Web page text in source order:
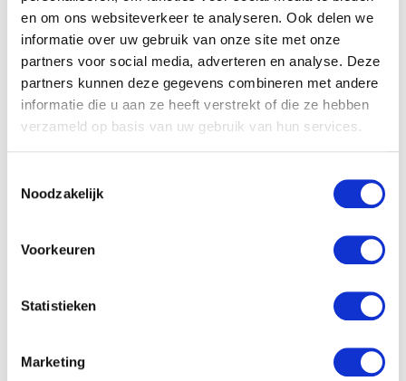
en om ons websiteverkeer te analyseren. Ook delen we
informatie over uw gebruik van onze site met onze
partners voor social media, adverteren en analyse. Deze
partners kunnen deze gegevens combineren met andere
informatie die u aan ze heeft verstrekt of die ze hebben
verzameld op basis van uw gebruik van hun services.
Noodzakelijk
Voorkeuren
Statistieken
Marketing
knuffel
Vdm Floppy hond 27cm
donkerbruin